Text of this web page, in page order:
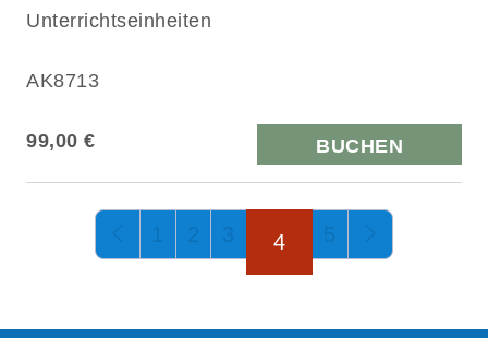
Unterrichtseinheiten
AK8713
99,00 € BUCHEN
Seite 4 von 5 1 2 3 4 5